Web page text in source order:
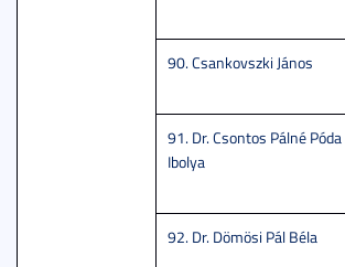
90. Csankovszki János
91. Dr. Csontos Pálné Póda
Ibolya
92. Dr. Dömösi Pál Béla